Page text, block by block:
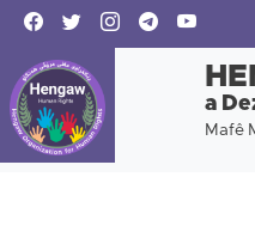
a
Mafê